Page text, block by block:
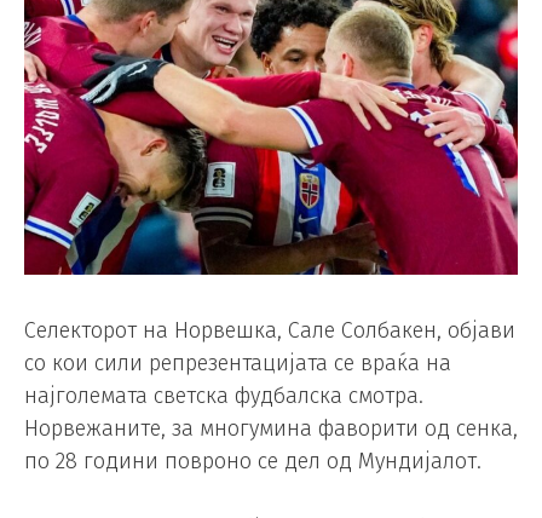
Селекторот на Норвешка, Сале Солбакен, објави
со кои сили репрезентацијата се враќа на
најголемата светска фудбалска смотра.
Норвежаните, за многумина фаворити од сенка,
по 28 години повроно се дел од Мундијалот.